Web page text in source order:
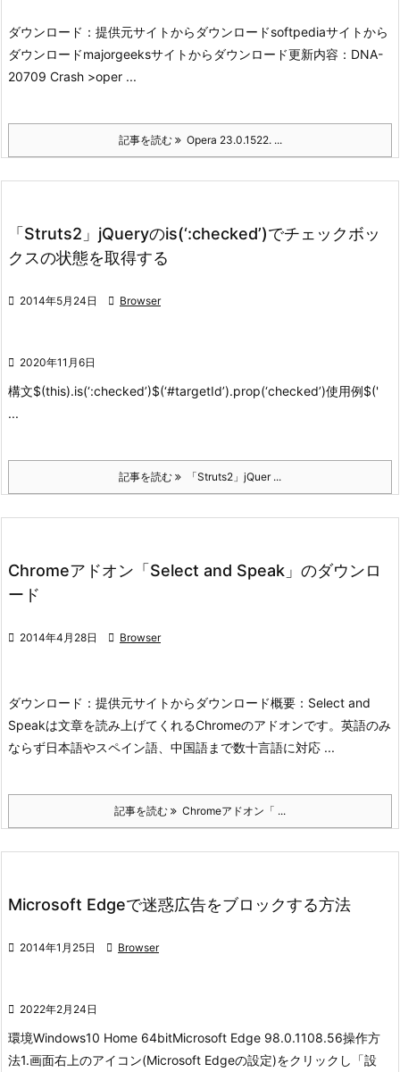
ダウンロード： 提供元サイトからダウンロードsoftpediaサイトから
ダウンロードmajorgeeksサイトからダウンロード更新内容： DNA-
20709 Crash >oper ...
記事を読む Opera 23.0.1522. ...
「Struts2」jQueryのis(‘:checked’)でチェックボッ
クスの状態を取得する
 2014年5月24日  Browser
 2020年11月6日
構文$(this).is(‘:checked’)$(‘#targetId’).prop(‘checked’)使用例$('
...
記事を読む 「Struts2」jQuer ...
Chromeアドオン「Select and Speak」のダウンロ
ード
 2014年4月28日  Browser
ダウンロード： 提供元サイトからダウンロード概要： Select and
Speakは文章を読み上げてくれるChromeのアドオンです。英語のみ
ならず日本語やスペイン語、中国語まで数十言語に対応 ...
記事を読む Chromeアドオン「 ...
Microsoft Edgeで迷惑広告をブロックする方法
 2014年1月25日  Browser
 2022年2月24日
環境Windows10 Home 64bitMicrosoft Edge 98.0.1108.56操作方
法1.画面右上のアイコン(Microsoft Edgeの設定)をクリックし「設